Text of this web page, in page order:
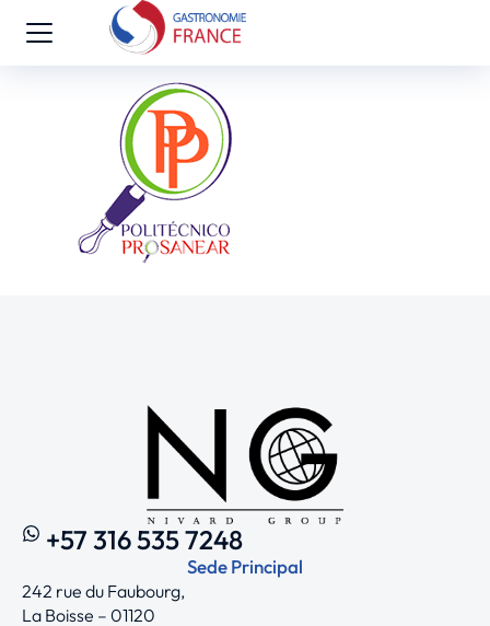
+57 316 535 7248
Sede Principal
242 rue du Faubourg,
La Boisse – 01120